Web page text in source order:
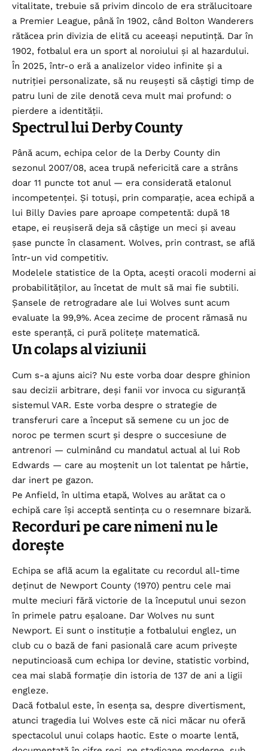
vitalitate, trebuie să privim dincolo de era strălucitoare
a Premier League, până în 1902, când Bolton Wanderers
rătăcea prin divizia de elită cu aceeași neputință. Dar în
1902, fotbalul era un sport al noroiului și al hazardului.
În 2025, într-o eră a analizelor video infinite și a
nutriției personalizate, să nu reușești să câștigi timp de
patru luni de zile denotă ceva mult mai profund: o
pierdere a identității.
Spectrul lui Derby County
Până acum, echipa celor de la Derby County din
sezonul 2007/08, acea trupă nefericită care a strâns
doar 11 puncte tot anul — era considerată etalonul
incompetenței. Și totuși, prin comparație, acea echipă a
lui Billy Davies pare aproape competentă: după 18
etape, ei reușiseră deja să câștige un meci și aveau
șase puncte în clasament. Wolves, prin contrast, se află
într-un vid competitiv.
Modelele statistice de la Opta, acești oracoli moderni ai
probabilităților, au încetat de mult să mai fie subtili.
Șansele de retrogradare ale lui Wolves sunt acum
evaluate la 99,9%. Acea zecime de procent rămasă nu
este speranță, ci pură politețe matematică.
Un colaps al viziunii
Cum s-a ajuns aici? Nu este vorba doar despre ghinion
sau decizii arbitrare, deși fanii vor invoca cu siguranță
sistemul VAR. Este vorba despre o strategie de
transferuri care a început să semene cu un joc de
noroc pe termen scurt și despre o succesiune de
antrenori — culminând cu mandatul actual al lui Rob
Edwards — care au moștenit un lot talentat pe hârtie,
dar inert pe gazon.
Pe Anfield, în ultima etapă, Wolves au arătat ca o
echipă care își acceptă sentința cu o resemnare bizară.
Recorduri pe care nimeni nu le
dorește
Echipa se află acum la egalitate cu recordul all-time
deținut de Newport County (1970) pentru cele mai
multe meciuri fără victorie de la începutul unui sezon
în primele patru eșaloane. Dar Wolves nu sunt
Newport. Ei sunt o instituție a fotbalului englez, un
club cu o bază de fani pasională care acum privește
neputincioasă cum echipa lor devine, statistic vorbind,
cea mai slabă formație din istoria de 137 de ani a ligii
engleze.
Dacă fotbalul este, în esența sa, despre divertisment,
atunci tragedia lui Wolves este că nici măcar nu oferă
spectacolul unui colaps haotic. Este o moarte lentă,